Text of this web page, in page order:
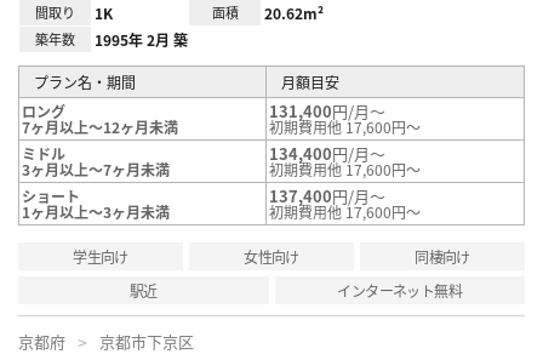
間取り 1K 面積 20.62m²
築年数 1995年 2月 築
プラン名・期間
月額目安
ロング
7ヶ月以上～12ヶ月未満
131,400円/月～
初期費用他 17,600円～
ミドル
3ヶ月以上～7ヶ月未満
134,400円/月～
初期費用他 17,600円～
ショート
1ヶ月以上～3ヶ月未満
137,400円/月～
初期費用他 17,600円～
学生向け 女性向け
同棲向け
駅近
インターネット無料
京都府 京都市下京区